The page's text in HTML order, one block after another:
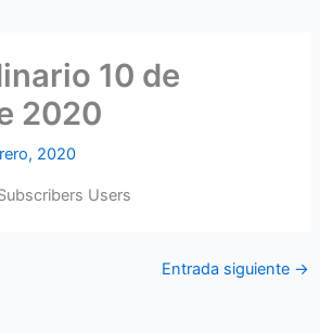
10 de
2020
2020
Users
Entrada siguiente →